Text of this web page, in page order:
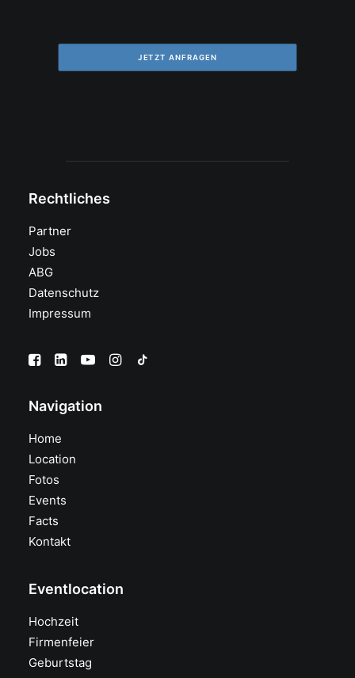
JETZT ANFRAGEN
Rechtliches
Partner
Jobs
ABG
Datenschutz
Impressum
Navigation
Home
Location
Fotos
Events
Facts
Kontakt
Eventlocation
Hochzeit
Firmenfeier
Geburtstag